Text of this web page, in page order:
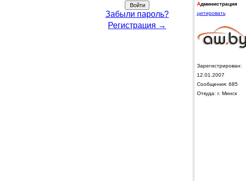
Забыли пароль?
Регистрация →
Администрация
цитировать
Зарегистрирован:
12.01.2007
Сообщения: 685
Откуда: г. Минск